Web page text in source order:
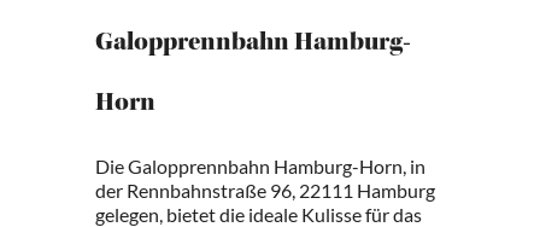
Galopprennbahn Hamburg-
Horn
Die Galopprennbahn Hamburg-Horn, in
der Rennbahnstraße 96, 22111 Hamburg
gelegen, bietet die ideale Kulisse für das